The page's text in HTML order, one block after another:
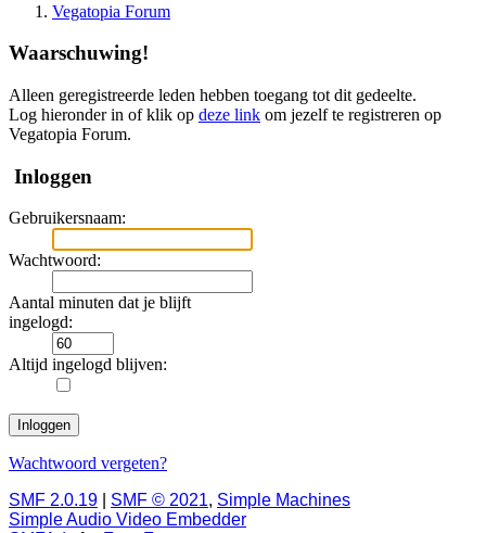
Vegatopia Forum
Waarschuwing!
Alleen geregistreerde leden hebben toegang tot dit gedeelte.
Log hieronder in of klik op deze link om jezelf te registreren op
Vegatopia Forum.
Inloggen
Gebruikersnaam:
Wachtwoord:
Aantal minuten dat je blijft
ingelogd:
Altijd ingelogd blijven:
Wachtwoord vergeten?
SMF 2.0.19
SMF © 2021, Simple Machines
Simple Audio Video Embedder